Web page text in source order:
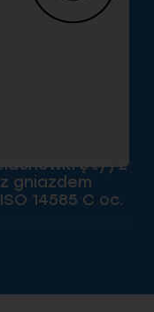
z
gniazdem
14585 C oc.